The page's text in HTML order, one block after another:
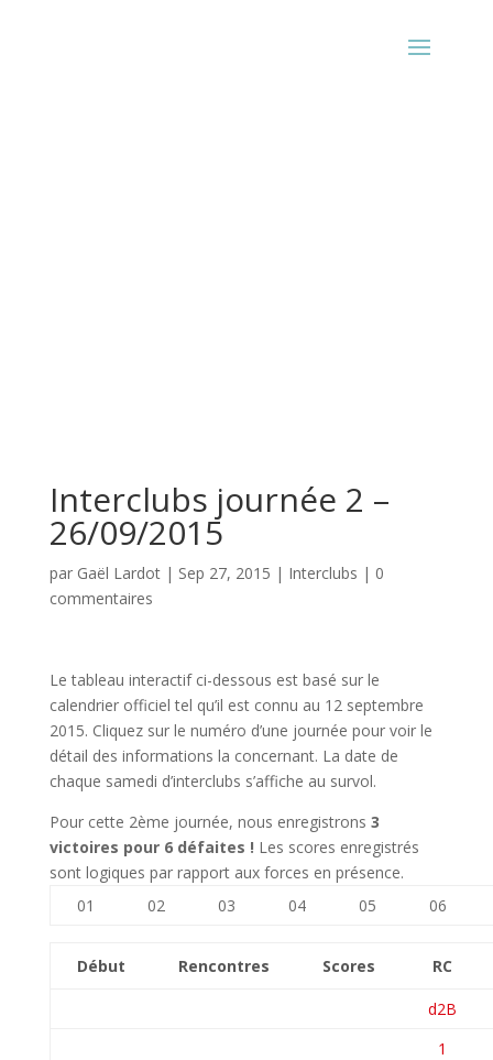
Interclubs journée 2 –
26/09/2015
par Gaël Lardot| Sep 27, 2015 | Interclubs | 0
commentaires
Le tableau interactif ci-dessous est basé sur le
calendrier officiel tel qu’il est connu au 12 septembre
2015. Cliquez sur le numéro d’une journée pour voir le
détail des informations la concernant. La date de
chaque samedi d’interclubs s’affiche au survol.
Pour cette 2ème journée, nous enregistrons 3
victoires pour 6 défaites ! Les scores enregistrés
sont logiques par rapport aux forces en présence.
01
02 03 04 05 06
Début Rencontres Scores RC
d2B
1